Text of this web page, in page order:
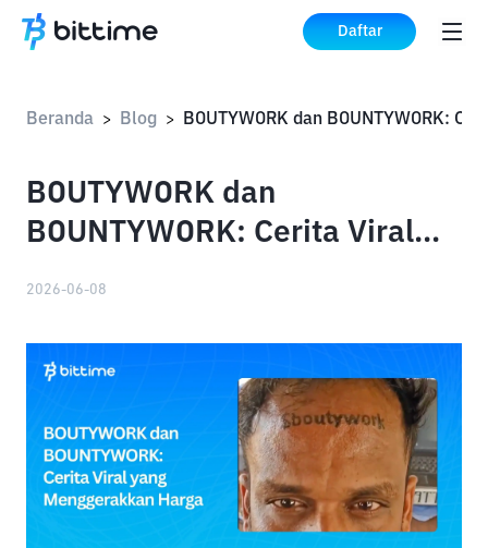
Daftar
Beranda > Blog >
BOUTYWORK dan
BOUNTYWORK: Cerita Viral
2026-06-08